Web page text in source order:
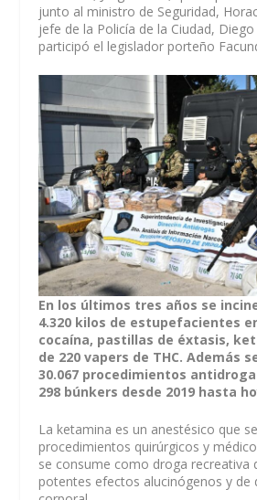
junto al ministro de Seguridad,
jefe de la Policía de la Ciudad,
participó el legislador porteño
En los últimos tres años se
4.320 kilos de estupefacientes
cocaína, pastillas de éxtasis,
de 220 vapers de THC. Además
30.067 procedimientos
298 búnkers desde 2019 hasta
La ketamina es un anestésico que
procedimientos quirúrgicos y
se consume como droga recreativa
potentes efectos alucinógenos y de